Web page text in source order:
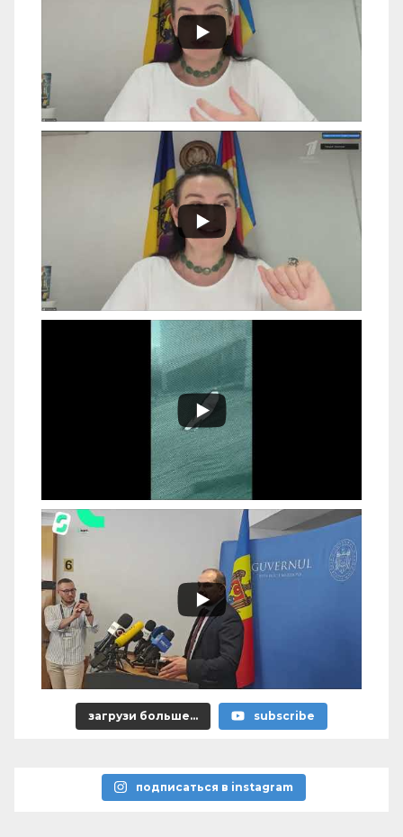
загрузи больше... subscribe
подписаться в instagram